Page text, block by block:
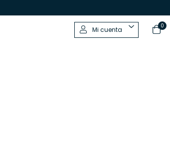
Mi cuenta 0